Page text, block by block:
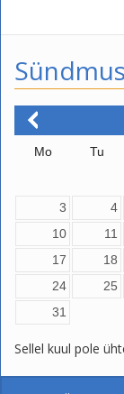
Mo Tu
3
4
10
11
17
18
24
25
31
Sellel kuul pole